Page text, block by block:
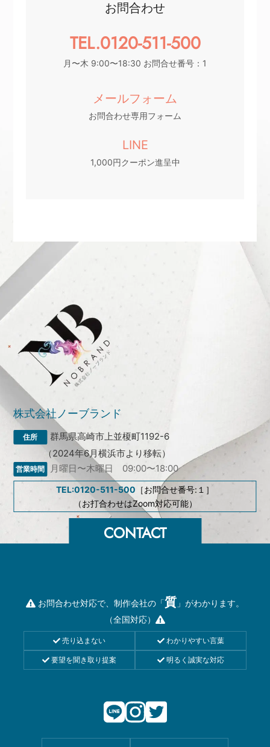
お問合わせ
TEL.0120-511-500
月〜木 9:00〜18:30 お問合せ番号：1
メールフォーム
お問合わせ専用フォーム
LINE
1,000円クーポン進呈中
株式会社ノーブランド
群馬県高崎市上並榎町1192-6
（2024年6月横浜市より移転）
月曜日〜木曜日 09:00〜18:00
TEL:0120-511-500 ［お問合せ番号:１］
（お打合わせはZoom対応可能）
お問合わせ対応で、制作会社の「質 」がわかります。
（全国対応）
売り込まない わかりやすい言葉
要望を聞き取り提案 明るく誠実な対応